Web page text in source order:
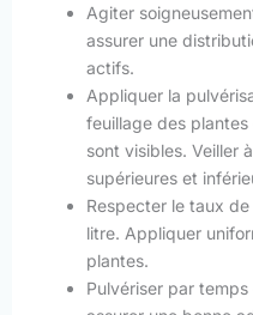
Agiter
assurer une
actifs.
Appliquer la
feuillage des
sont visibles. Veiller
supérieures et
Respecter le taux
litre. Appliquer
plantes.
Pulvériser par